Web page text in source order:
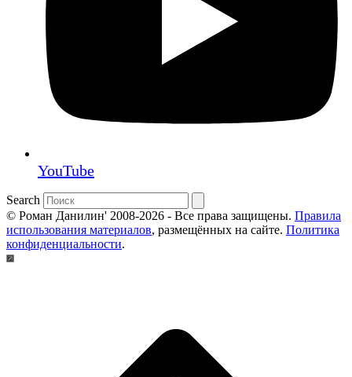
YouTube
Search
© Роман Данилин' 2008-2026 - Все права защищены. Правила
использования материалов, размещённых на сайте. Политика
конфиденциальности.